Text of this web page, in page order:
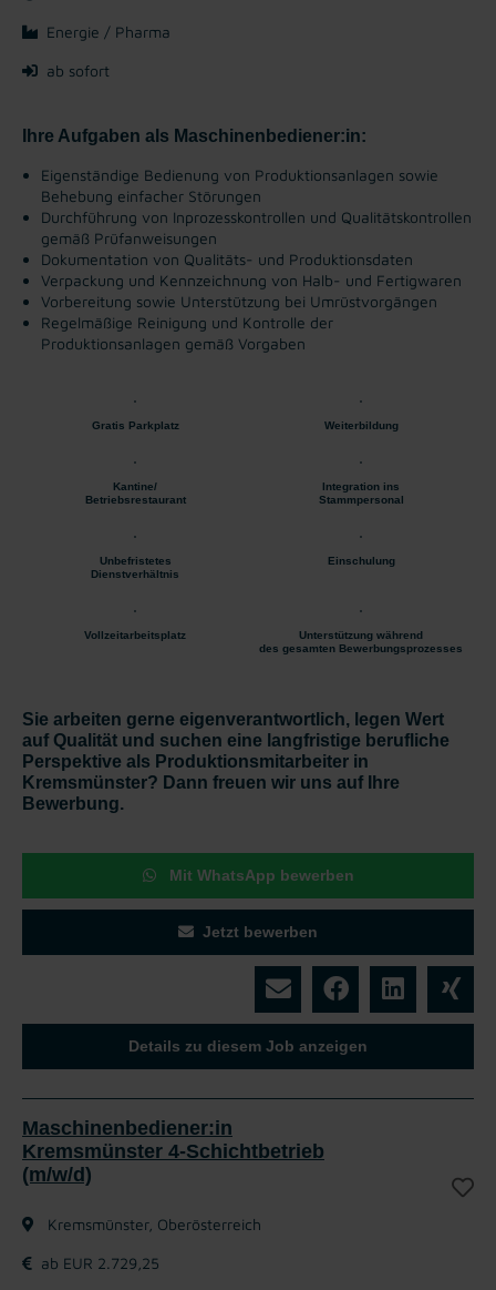
Energie / Pharma
ab sofort
Ihre Aufgaben als Maschinenbediener:in:
Eigenständige Bedienung von Produktionsanlagen sowie
Behebung einfacher Störungen
Durchführung von Inprozesskontrollen und Qualitätskontrollen
gemäß Prüfanweisungen
Dokumentation von Qualitäts- und Produktionsdaten
Verpackung und Kennzeichnung von Halb- und Fertigwaren
Vorbereitung sowie Unterstützung bei Umrüstvorgängen
Regelmäßige Reinigung und Kontrolle der
Produktionsanlagen gemäß Vorgaben
Gratis Parkplatz Weiterbildung
Kantine/
Betriebsrestaurant
Integration ins
Stammpersonal
Unbefristetes
Dienstverhältnis
Einschulung
Vollzeitarbeitsplatz
Unterstützung während
des gesamten Bewerbungsprozesses
Sie arbeiten gerne eigenverantwortlich, legen Wert
auf Qualität und suchen eine langfristige berufliche
Perspektive als Produktionsmitarbeiter in
Kremsmünster? Dann freuen wir uns auf Ihre
Bewerbung.
Mit WhatsApp bewerben
Jetzt bewerben
Details zu diesem Job anzeigen
Maschinenbediener:in
Kremsmünster 4-Schichtbetrieb
(m/w/d)
Kremsmünster, Oberösterreich
ab EUR 2.729,25